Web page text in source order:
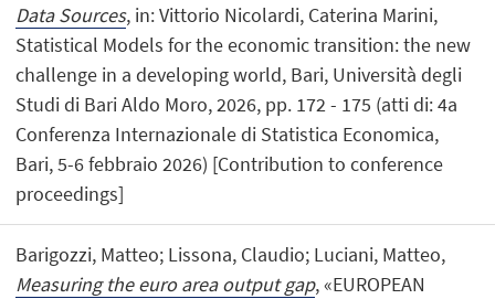
Data Sources, in: Vittorio Nicolardi, Caterina Marini,
Statistical Models for the economic transition: the new
challenge in a developing world, Bari, Università degli
Studi di Bari Aldo Moro, 2026, pp. 172 - 175 (atti di: 4a
Conferenza Internazionale di Statistica Economica,
Bari, 5-6 febbraio 2026) [Contribution to conference
proceedings]
Barigozzi, Matteo; Lissona, Claudio; Luciani, Matteo,
Measuring the euro area output gap, «EUROPEAN